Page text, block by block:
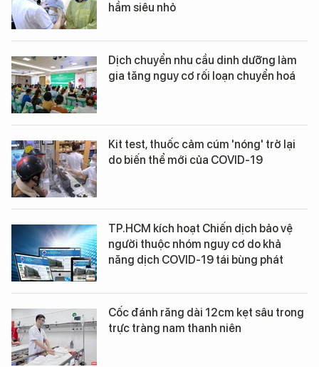
hầm siêu nhỏ
Dịch chuyển nhu cầu dinh dưỡng làm
gia tăng nguy cơ rối loạn chuyển hoá
Kit test, thuốc cảm cúm 'nóng' trở lại
do biến thể mới của COVID-19
TP.HCM kích hoạt Chiến dịch bảo vệ
người thuộc nhóm nguy cơ do khả
năng dịch COVID-19 tái bùng phát
Cốc đánh răng dài 12cm kẹt sâu trong
trực tràng nam thanh niên